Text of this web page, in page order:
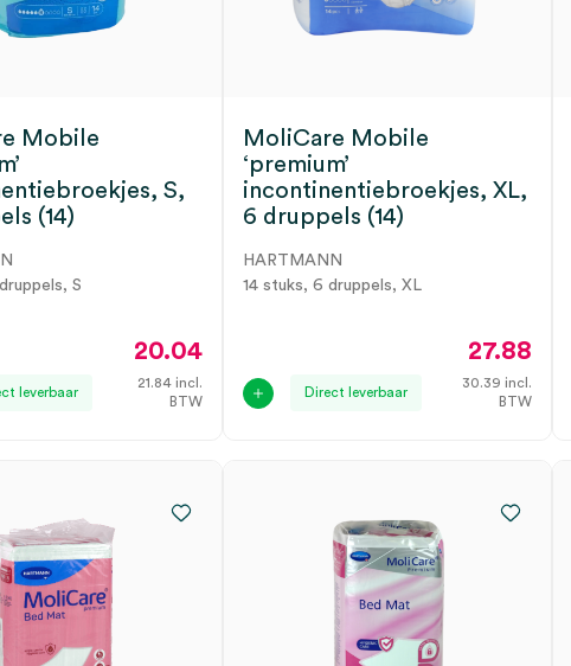
Mobile
S,
(14)
S
leverbaar
20.04
21.84 incl.
BTW
MoliCare Mobile
‘premium’
incontinentiebroekjes, XL,
6 druppels (14)
HARTMANN
14 stuks, 6 druppels, XL
Direct leverbaar
27.88
30.39 incl.
BTW